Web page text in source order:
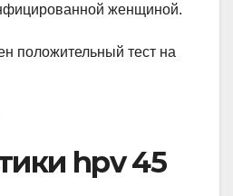
женщиной.
hpv 45